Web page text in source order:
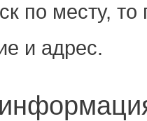
по месту,
и адрес.